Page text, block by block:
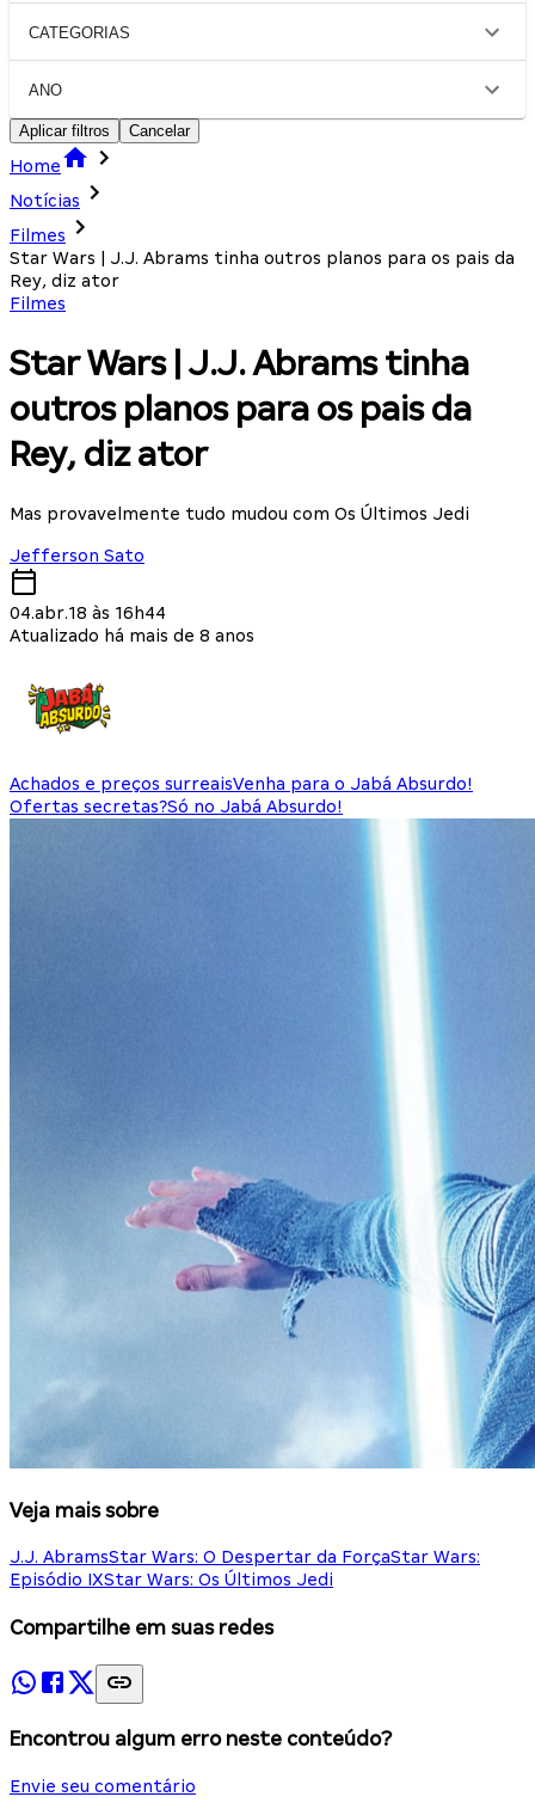
CATEGORIAS
ANO
Aplicar filtros Cancelar
Home
Notícias
Filmes
Star Wars | J.J. Abrams tinha outros planos para os pais da
Rey, diz ator
Filmes
Star Wars | J.J. Abrams tinha
outros planos para os pais da
Rey, diz ator
Mas provavelmente tudo mudou com Os Últimos Jedi
Jefferson Sato
04.abr.18 às 16h44
Atualizado há mais de 8 anos
Achados e preços surreaisVenha para o Jabá Absurdo!
Ofertas secretas?Só no Jabá Absurdo!
Veja mais sobre
J.J. AbramsStar Wars: O Despertar da ForçaStar Wars:
Episódio IXStar Wars: Os Últimos Jedi
Compartilhe em suas redes
Encontrou algum erro neste conteúdo?
Envie seu comentário